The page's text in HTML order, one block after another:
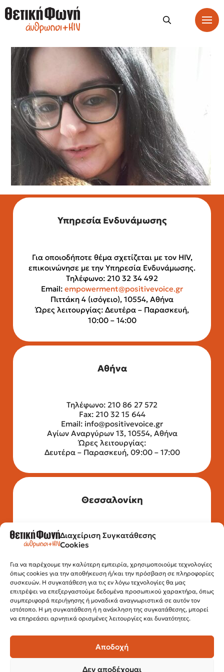
Διαχείριση Συγκατάθεσης
Cookies
Για να παρέχουμε την καλύτερη εμπειρία, χρησιμοποιούμε τεχνολογίες
όπως cookies για την αποθήκευση ή/και την πρόσβαση σε πληροφορίες
συσκευών. Η συγκατάθεση για τις εν λόγω τεχνολογίες θα μας
επιτρέψει να επεξεργαστούμε δεδομένα προσωπικού χαρακτήρα, όπως
συμπεριφορά περιήγησης ή μοναδικά αναγνωριστικά σε αυτόν τον
ιστότοπο. Η μη συγκατάθεση ή η ανάκληση της συγκατάθεσης, μπορεί
να επηρεάσει αρνητικά ορισμένες λειτουργίες και δυνατότητες.
Αποδοχή
Δεν αποδέχομαι
Υπηρεσία Ενδυνάμωσης
Για οποιοδήποτε θέμα σχετίζεται με τον HIV,
επικοινώνησε με την Υπηρεσία Ενδυνάμωσης.
Τηλέφωνο: 210 32 34 492
Email: empowerment@positivevoice.gr
Πιττάκη 4 (ισόγειο), 10554, Αθήνα
Ώρες λειτουργίας: Δευτέρα – Παρασκευή,
10:00 – 14:00
Αθήνα
Τηλέφωνο: 210 86 27 572
Fax: 210 32 15 644
Email: info@positivevoice.gr
Αγίων Αναργύρων 13, 10554, Αθήνα
Ώρες λειτουργίας:
Δευτέρα – Παρασκευή, 09:00 – 17:00
Θεσσαλονίκη
Τηλέφωνο: 2315 525 020
Fax: 210 32 15 644
Εγνατίας 112, 3ος όροφος, 54622,
Θεσσαλονίκη
Ώρες λειτουργίας:
Δευτέρα – Παρασκευή, 10:00 –14:00